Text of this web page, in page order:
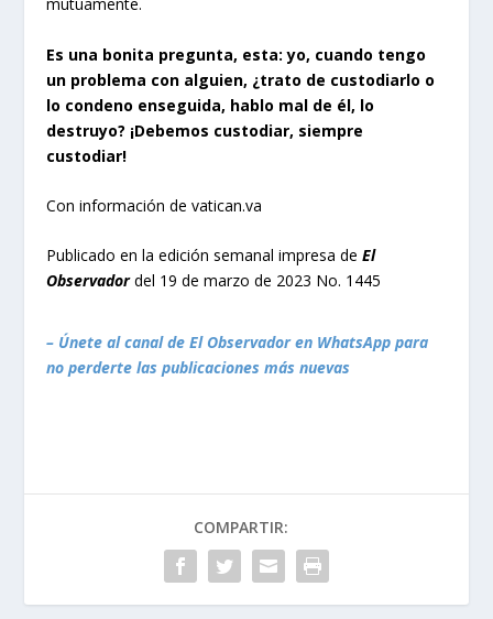
Es una bonita pregunta, esta: yo, cuando tengo
un problema con alguien, ¿trato de custodiarlo o
lo condeno enseguida, hablo mal de él, lo
destruyo? ¡Debemos custodiar, siempre
custodiar!
Con información de vatican.va
Publicado en la edición semanal impresa deEl
Observadordel 19 de marzo de 2023 No. 1445
– Únete al canal de El Observador en WhatsApp para
no perderte las publicaciones más nuevas
COMPARTIR: